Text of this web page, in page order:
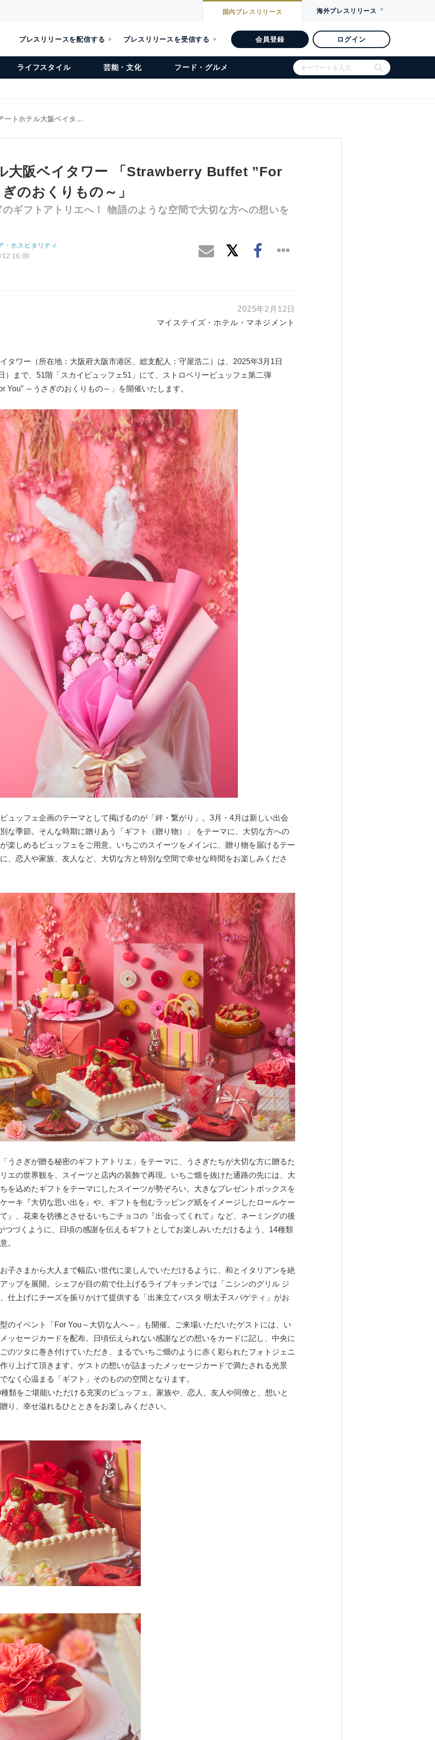
国内プレスリリース 海外プレスリリース
プレスリリースを配信する プレスリリースを受信する 会員登録 ログイン
ライフスタイル 芸能・文化 フード・グルメ
ートホテル大阪ベイタ…
大阪ベイタワー 「Strawberry Buffet ”For
のおくりもの～」
ギフトアトリエへ！ 物語のような空間で大切な方への想いを
・ホスピタリティ
12 16:00
2025年2月12日
マイステイズ・ホテル・マネジメント
ワー（所在地：大阪府大阪市港区、総支配人：守屋浩二）は、2025年3月1日
）まで、51階「スカイビュッフェ51」にて、ストロベリービュッフェ第二弾
You” ～うさぎのおくりもの～」を開催いたします。
ッフェ企画のテーマとして掲げるのが「絆・繋がり」。3月・4月は新しい出会
な季節。そんな時期に贈りあう「ギフト（贈り物）」 をテーマに、大切な方への
楽しめるビュッフェをご用意。いちごのスイーツをメインに、贈り物を届けるテー
、恋人や家族、友人など、大切な方と特別な空間で幸せな時間をお楽しみくださ
さぎが贈る秘密のギフトアトリエ」をテーマに、うさぎたちが大切な方に贈るた
エの世界観を、スイーツと店内の装飾で再現。いちご畑を抜けた通路の先には、大
を込めたギフトをテーマにしたスイーツが勢ぞろい。大きなプレゼントボックスを
ーキ『大切な思い出を』や、ギフトを包むラッピング紙をイメージしたロールケー
』、花束を彷彿とさせるいちごチョコの『出会ってくれて』など、ネーミングの後
つづくように、日頃の感謝を伝えるギフトとしてお楽しみいただけるよう、14種類
。
さまから大人まで幅広い世代に楽しんでいただけるように、和とイタリアンを絶
ップを展開。シェフが目の前で仕上げるライブキッチンでは「ニシンのグリル ジ
仕上げにチーズを振りかけて提供する「出来立てパスタ 明太子スパゲティ」がお
イベント「For You～大切な人へ～」も開催。ご来場いただいたゲストには、い
ッセージカードを配布。日頃伝えられない感謝などの想いをカードに記し、中央に
のツタに巻き付けていただき、まるでいちご畑のように赤く彩られたフォトジェニ
り上げて頂きます。ゲストの想いが詰まったメッセージカードで満たされる光景
なく心温まる「ギフト」そのものの空間となります。
をご堪能いただける充実のビュッフェ。家族や、恋人、友人や同僚と、想いと
り、幸せ溢れるひとときをお楽しみください。
Japanese
English